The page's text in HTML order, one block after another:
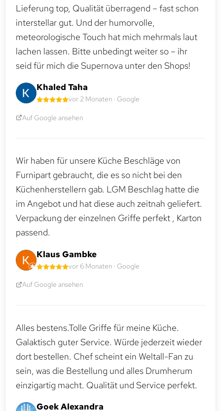
Lieferung top, Qualität überragend – fast schon
interstellar gut. Und der humorvolle,
meteorologische Touch hat mich mehrmals laut
lachen lassen. Bitte unbedingt weiter so – ihr
seid für mich die Supernova unter den Shops!
Khaled Taha
vor 2 Monaten · Google
Auf Google ansehen
Wir haben für unsere Küche Beschläge von
Furnipart gebraucht, die es so nicht bei den
Küchenherstellern gab. LGM Beschlag hatte die
im Angebot und hat diese auch zeitnah geliefert.
Verpackung der einzelnen Griffe perfekt , Karton
passend.
Klaus Gambke
vor 6 Monaten · Google
Auf Google ansehen
Alles bestens.Tolle Griffe für meine Küche.
Galaktisch guter Service. Würde jederzeit wieder
dort bestellen. Chef scheint ein Weltall-Fan zu
sein, was die Bestellung und alles Drumherum
einzigartig macht. Qualität und Service perfekt.
Goek Alexandra